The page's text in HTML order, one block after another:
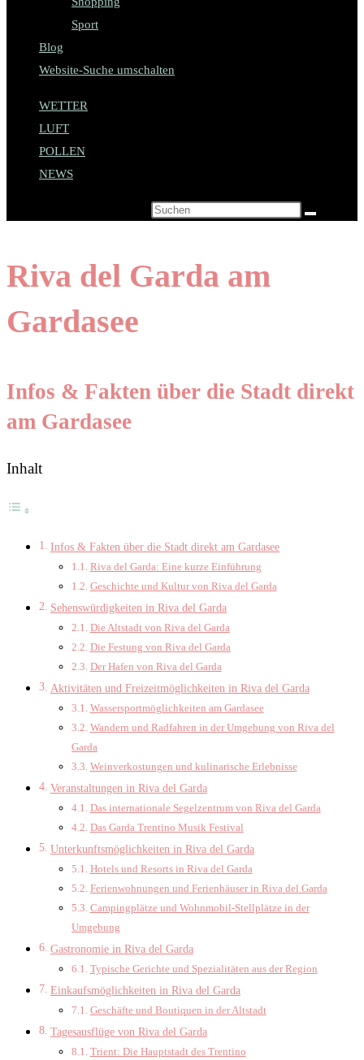
Sport
Blog
Website-Suche umschalten
WETTER
LUFT
POLLEN
NEWS
Riva del Garda am
Gardasee
Infos & Fakten über die Stadt direkt
am Gardasee
Inhalt
Infos & Fakten über die Stadt direkt am Gardasee
Riva del Garda: Eine kurze Einführung
Geschichte und Kultur von Riva del Garda
Sehenswürdigkeiten in Riva del Garda
Die Altstadt von Riva del Garda
Die Festung von Riva del Garda
Der Hafen von Riva del Garda
Aktivitäten und Freizeitmöglichkeiten in Riva del Garda
Wassersportmöglichkeiten am Gardasee
Wandern und Radfahren in der Umgebung von Riva del
Garda
Weinverkostungen und kulinarische Erlebnisse
Veranstaltungen in Riva del Garda
Das internationale Segelzentrum von Riva del Garda
Das Garda Trentino Musik Festival
Unterkunftsmöglichkeiten in Riva del Garda
Hotels und Resorts in Riva del Garda
Ferienwohnungen und Ferienhäuser in Riva del Garda
Campingplätze und Wohnmobil-Stellplätze in der
Umgebung
Gastronomie in Riva del Garda
Typische Gerichte und Spezialitäten aus der Region
Einkaufsmöglichkeiten in Riva del Garda
Geschäfte und Boutiquen in der Altstadt
Tagesausflüge von Riva del Garda
Trient: Die Hauptstadt des Trentino